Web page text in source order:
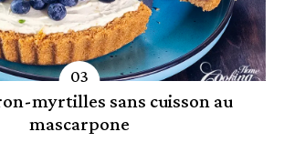
myrtilles sans cuisson au
mascarpone